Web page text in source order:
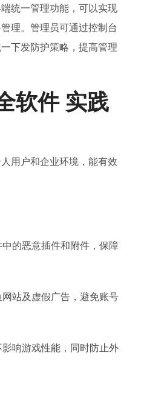
统一管理功能，可以实现
理。管理员可通过控制台
下发防护策略，提高管理
软件 实践
用户和企业环境，能有效
的恶意插件和附件，保障
网站及虚假广告，避免账号
影响游戏性能，同时防止外